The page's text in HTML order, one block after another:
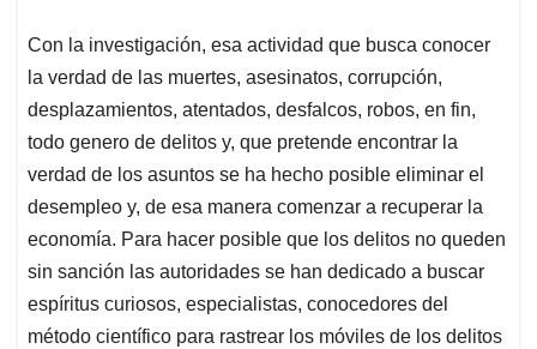
Con la investigación, esa actividad que busca conocer
la verdad de las muertes, asesinatos, corrupción,
desplazamientos, atentados, desfalcos, robos, en fin,
todo genero de delitos y, que pretende encontrar la
verdad de los asuntos se ha hecho posible eliminar el
desempleo y, de esa manera comenzar a recuperar la
economía. Para hacer posible que los delitos no queden
sin sanción las autoridades se han dedicado a buscar
espíritus curiosos, especialistas, conocedores del
método científico para rastrear los móviles de los delitos